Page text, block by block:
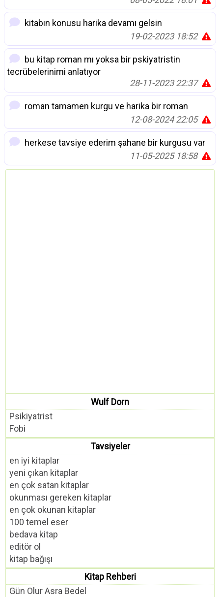
kitabın konusu harika devamı gelsin
19-02-2023 18:52
bu kitap roman mı yoksa bir pskiyatristin
tecrübelerinimi anlatıyor
28-11-2023 22:37
roman tamamen kurgu ve harika bir roman
12-08-2024 22:05
herkese tavsiye ederim şahane bir kurgusu var
11-05-2025 18:58
Wulf Dorn
Psikiyatrist
Fobi
Tavsiyeler
en iyi kitaplar
yeni çıkan kitaplar
en çok satan kitaplar
okunması gereken kitaplar
en çok okunan kitaplar
100 temel eser
bedava kitap
editör ol
kitap bağışı
Kitap Rehberi
Gün Olur Asra Bedel